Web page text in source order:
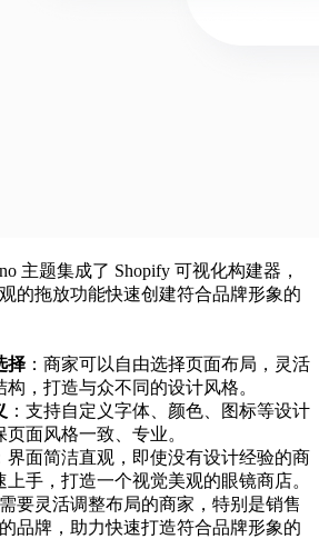
主题集成了 Shopify 可视化构建器，
的拖放功能快速创建符合品牌形象的
择 ：商家可以自由选择页面布局，灵活
构，打造与众不同的设计风格。
：支持自定义字体、颜色、图标等设计
页面风格一致、专业。
界面简洁直观，即使没有设计经验的商
上手，打造一个视觉美观的眼镜商店。
需要灵活调整布局的商家，特别是销售
品牌，助力快速打造符合品牌形象的